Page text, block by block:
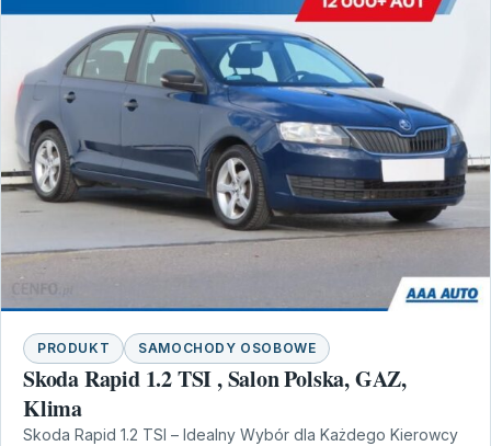
PRODUKT SAMOCHODY OSOBOWE
Skoda Rapid 1.2 TSI , Salon Polska, GAZ,
Klima
Skoda Rapid 1.2 TSI – Idealny Wybór dla Każdego Kierowcy